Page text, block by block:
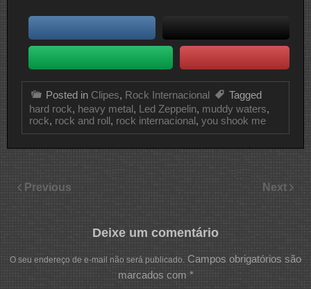
Posted in Clipes, Rock Internacional
Tagged
hard rock, heavy metal, Led Zeppelin, muddy waters,
rock, rock and roll, rock internacional, you shook me
Previous Next
Deixe um comentário
O seu endereço de e-mail não será publicado. Campos obrigatórios são
marcados com *